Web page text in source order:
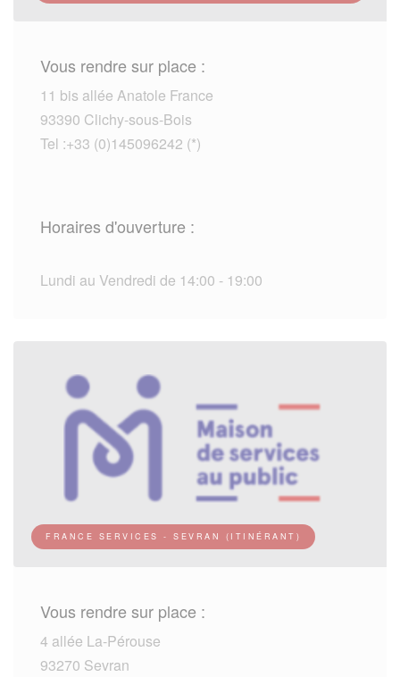
Vous rendre sur place :
11 bis allée Anatole France
93390 Clichy-sous-Bois
Tel :+33 (0)145096242 (*)
Horaires d'ouverture :
Lundi au Vendredi de 14:00 - 19:00
FRANCE SERVICES - SEVRAN (ITINÉRANT)
Vous rendre sur place :
4 allée La-Pérouse
93270 Sevran